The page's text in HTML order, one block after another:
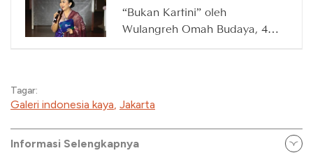
“Bukan Kartini” oleh
Wulangreh Omah Budaya, 4
Tagar:
Galeri indonesia kaya, Jakarta
Informasi Selengkapnya